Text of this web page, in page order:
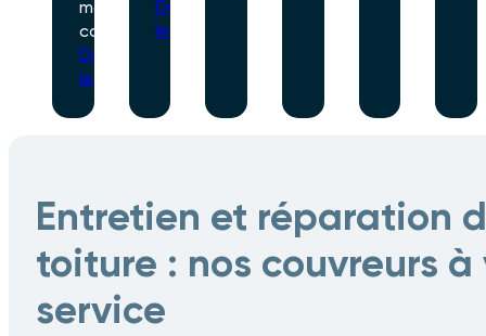
matériau
composite.
Découvrir
le service
Découvrir
le service
Entretien et réparation
toiture : nos couvreurs à
service